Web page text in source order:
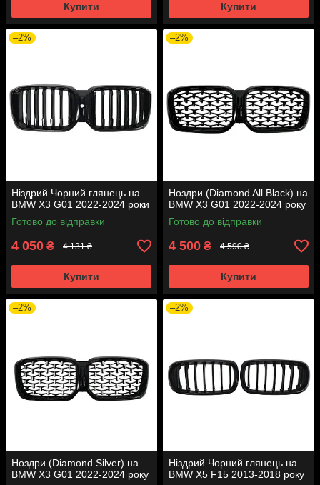
Купити Купити
–2%
Ніздрий Чорний глянець на
BMW X3 G01 2022-2024 роки
Готово до відправки
4 050 ₴ 4 131 ₴
Купити
–2%
Ноздри (Diamond All Black) на
BMW X3 G01 2022-2024 року
Готово до відправки
4 500 ₴ 4 590 ₴
Купити
–2%
Ноздри (Diamond Silver) на
BMW X3 G01 2022-2024 року
–2%
Ніздрий Чорний глянець на
BMW X5 F15 2013-2018 року